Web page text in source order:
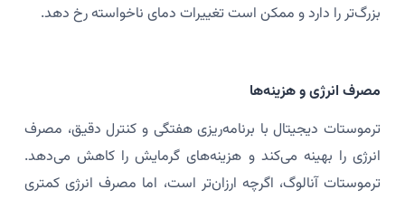
بزرگ‌تر را دارد و ممکن است تغییرات دمای ناخواسته رخ دهد.
مصرف انرژی و هزینه‌ها
ترموستات دیجیتال با برنامه‌ریزی هفتگی و کنترل دقیق، مصرف
انرژی را بهینه می‌کند و هزینه‌های گرمایش را کاهش می‌دهد.
ترموستات آنالوگ، اگرچه ارزان‌تر است، اما مصرف انرژی کمتری